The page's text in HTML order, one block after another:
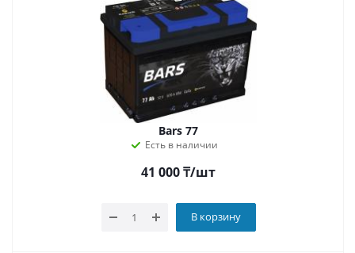
Bars 77
Есть в наличии
41 000₸/шт
В корзину